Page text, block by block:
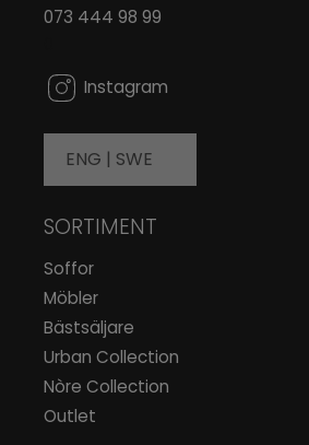
073 444 98 99
Instagram
ENG | SWE
SORTIMENT
Soffor
Möbler
Bästsäljare
Urban Collection
Nòre Collection
Outlet